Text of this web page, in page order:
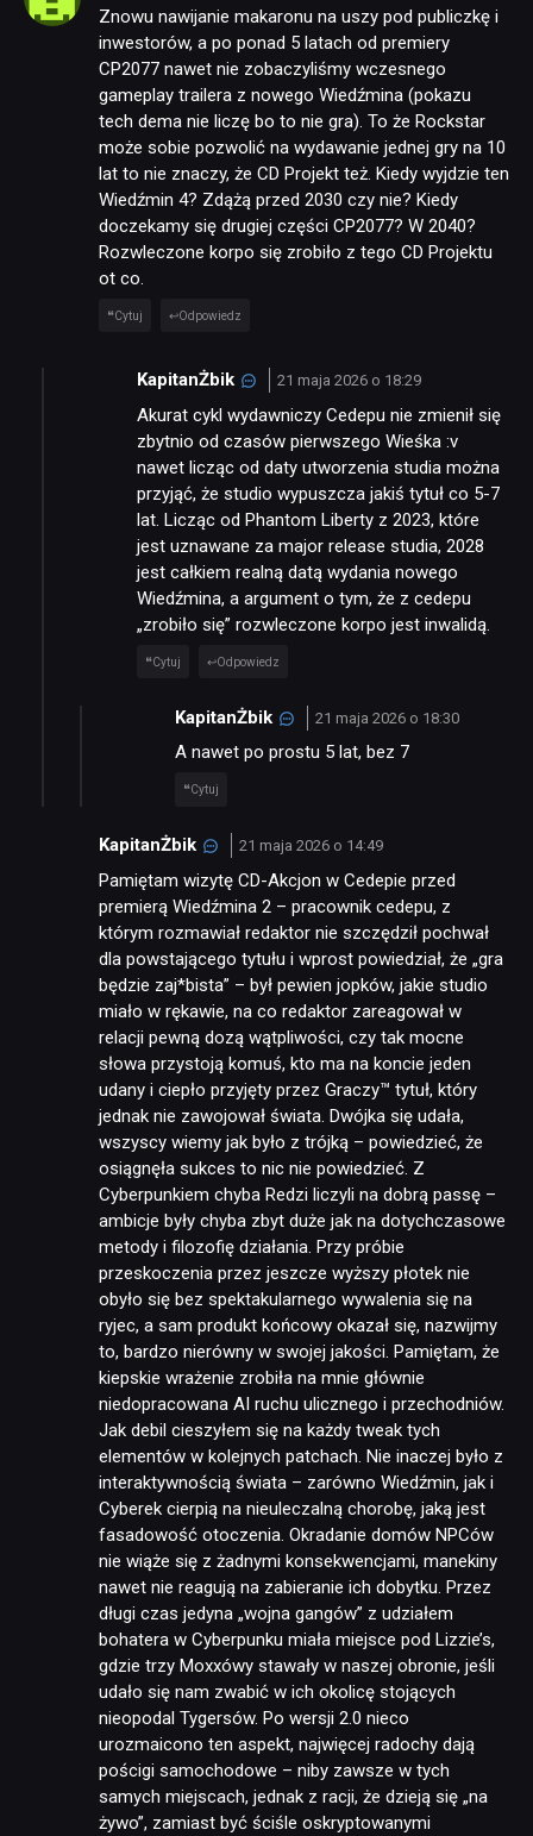
Znowu nawijanie makaronu na uszy pod publiczkę i
inwestorów, a po ponad 5 latach od premiery
CP2077 nawet nie zobaczyliśmy wczesnego
gameplay trailera z nowego Wiedźmina (pokazu
tech dema nie liczę bo to nie gra). To że Rockstar
może sobie pozwolić na wydawanie jednej gry na 10
lat to nie znaczy, że CD Projekt też. Kiedy wyjdzie ten
Wiedźmin 4? Zdążą przed 2030 czy nie? Kiedy
doczekamy się drugiej części CP2077? W 2040?
Rozwleczone korpo się zrobiło z tego CD Projektu
ot co.
Cytuj Odpowiedz
KapitanŻbik 21 maja 2026 o 18:29
Akurat cykl wydawniczy Cedepu nie zmienił się
zbytnio od czasów pierwszego Wieśka :v
nawet licząc od daty utworzenia studia można
przyjąć, że studio wypuszcza jakiś tytuł co 5-7
lat. Licząc od Phantom Liberty z 2023, które
jest uznawane za major release studia, 2028
jest całkiem realną datą wydania nowego
Wiedźmina, a argument o tym, że z cedepu
„zrobiło się” rozwleczone korpo jest inwalidą.
Cytuj Odpowiedz
KapitanŻbik 21 maja 2026 o 18:30
A nawet po prostu 5 lat, bez 7
Cytuj
KapitanŻbik 21 maja 2026 o 14:49
Pamiętam wizytę CD-Akcjon w Cedepie przed
premierą Wiedźmina 2 – pracownik cedepu, z
którym rozmawiał redaktor nie szczędził pochwał
dla powstającego tytułu i wprost powiedział, że „gra
będzie zaj*bista” – był pewien jopków, jakie studio
miało w rękawie, na co redaktor zareagował w
relacji pewną dozą wątpliwości, czy tak mocne
słowa przystoją komuś, kto ma na koncie jeden
udany i ciepło przyjęty przez Graczy™ tytuł, który
jednak nie zawojował świata. Dwójka się udała,
wszyscy wiemy jak było z trójką – powiedzieć, że
osiągnęła sukces to nic nie powiedzieć. Z
Cyberpunkiem chyba Redzi liczyli na dobrą passę –
ambicje były chyba zbyt duże jak na dotychczasowe
metody i filozofię działania. Przy próbie
przeskoczenia przez jeszcze wyższy płotek nie
obyło się bez spektakularnego wywalenia się na
ryjec, a sam produkt końcowy okazał się, nazwijmy
to, bardzo nierówny w swojej jakości. Pamiętam, że
kiepskie wrażenie zrobiła na mnie głównie
niedopracowana AI ruchu ulicznego i przechodniów.
Jak debil cieszyłem się na każdy tweak tych
elementów w kolejnych patchach. Nie inaczej było z
interaktywnością świata – zarówno Wiedźmin, jak i
Cyberek cierpią na nieuleczalną chorobę, jaką jest
fasadowość otoczenia. Okradanie domów NPCów
nie wiąże się z żadnymi konsekwencjami, manekiny
nawet nie reagują na zabieranie ich dobytku. Przez
długi czas jedyna „wojna gangów” z udziałem
bohatera w Cyberpunku miała miejsce pod Lizzie’s,
gdzie trzy Moxxówy stawały w naszej obronie, jeśli
udało się nam zwabić w ich okolicę stojących
nieopodal Tygersów. Po wersji 2.0 nieco
urozmaicono ten aspekt, najwięcej radochy dają
pościgi samochodowe – niby zawsze w tych
samych miejscach, jednak z racji, że dzieją się „na
żywo”, zamiast być ściśle oskryptowanymi